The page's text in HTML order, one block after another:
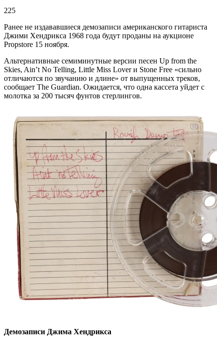
225
Ранее не издававшиеся демозаписи американского гитариста
Джими Хендрикса 1968 года будут проданы на аукционе
Propstore 15 ноября.
Альтернативные семиминутные версии песен Up from the
Skies, Ain’t No Telling, Little Miss Lover и Stone Free «сильно
отличаются по звучанию и длине» от выпущенных треков,
сообщает The Guardian. Ожидается, что одна кассета уйдет с
молотка за 200 тысяч фунтов стерлингов.
Демозаписи Джима Хендрикса